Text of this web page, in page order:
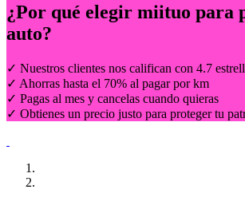
¿Por qué elegir miituo para
auto?
✓ Nuestros clientes nos califican con 4.7
✓ Ahorras hasta el 70% al pagar por km
✓ Pagas al mes y cancelas cuando quieras
✓ Obtienes un precio justo para proteger tu